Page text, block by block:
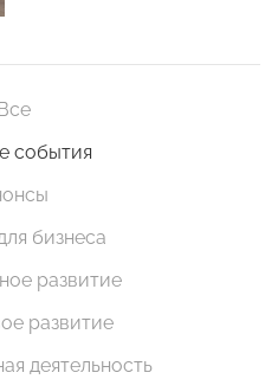
Все
события
бизнеса
развитие
развитие
деятельность